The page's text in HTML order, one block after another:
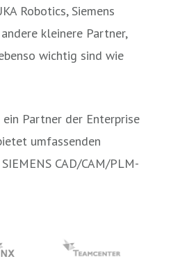
Robotics, Siemens
kleinere Partner,
wichtig sind wie
Partner der Enterprise
umfassenden
CAD/CAM/PLM-